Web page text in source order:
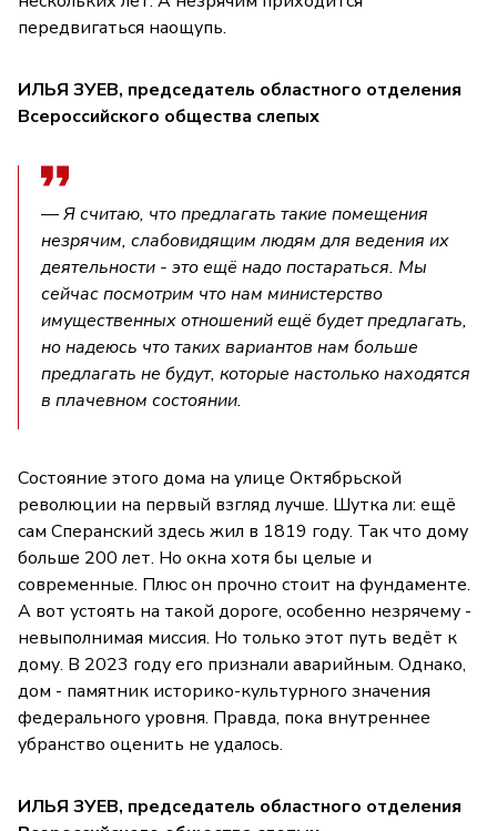
передвигаться наощупь.
ИЛЬЯ ЗУЕВ, председатель областного отделения
Всероссийского общества слепых
— Я считаю, что предлагать такие помещения
незрячим, слабовидящим людям для ведения их
деятельности - это ещё надо постараться. Мы
сейчас посмотрим что нам министерство
имущественных отношений ещё будет предлагать,
но надеюсь что таких вариантов нам больше
предлагать не будут, которые настолько находятся
в плачевном состоянии.
Состояние этого дома на улице Октябрьской
революции на первый взгляд лучше. Шутка ли: ещё
сам Сперанский здесь жил в 1819 году. Так что дому
больше 200 лет. Но окна хотя бы целые и
современные. Плюс он прочно стоит на фундаменте.
А вот устоять на такой дороге, особенно незрячему -
невыполнимая миссия. Но только этот путь ведёт к
дому. В 2023 году его признали аварийным. Однако,
дом - памятник историко-культурного значения
федерального уровня. Правда, пока внутреннее
убранство оценить не удалось.
ИЛЬЯ ЗУЕВ, председатель областного отделения